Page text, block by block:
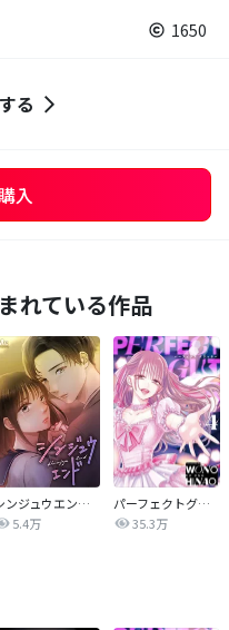
1650
る
入
れている作品
シンジュウエンド【タテヨミ】
5.4万
パーフェクトグリッター
35.3万